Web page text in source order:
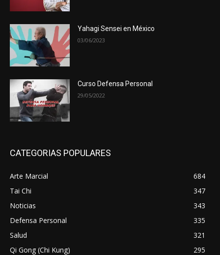
Yahagi Sensei en México
03/06/2023
Curso Defensa Personal
29/05/2022
CATEGORIAS POPULARES
Arte Marcial
684
Tai Chi
347
Noticias
343
Defensa Personal
335
Salud
321
Qi Gong (Chi Kung)
295